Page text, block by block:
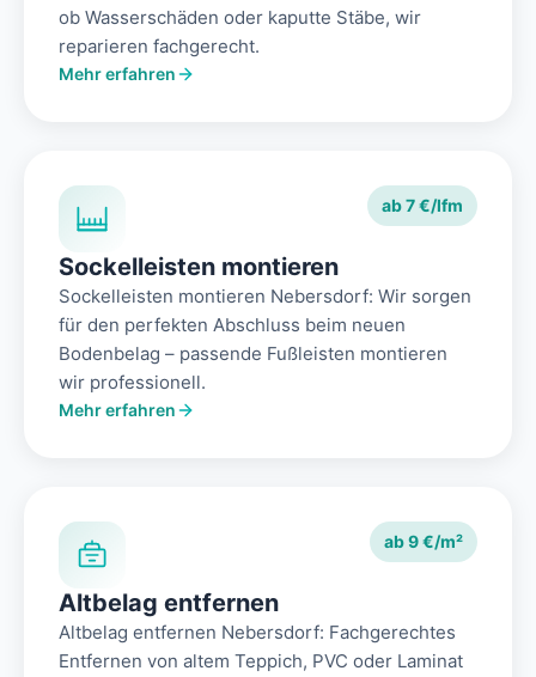
ob Wasserschäden oder kaputte Stäbe, wir
reparieren fachgerecht.
Mehr erfahren
ab 7 €/lfm
Sockelleisten montieren
Sockelleisten montieren Nebersdorf: Wir sorgen
für den perfekten Abschluss beim neuen
Bodenbelag – passende Fußleisten montieren
wir professionell.
Mehr erfahren
ab 9 €/m²
Altbelag entfernen
Altbelag entfernen Nebersdorf: Fachgerechtes
Entfernen von altem Teppich, PVC oder Laminat